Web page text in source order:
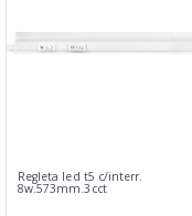
Regleta led t5 c/interr.
8w.573mm.3cct